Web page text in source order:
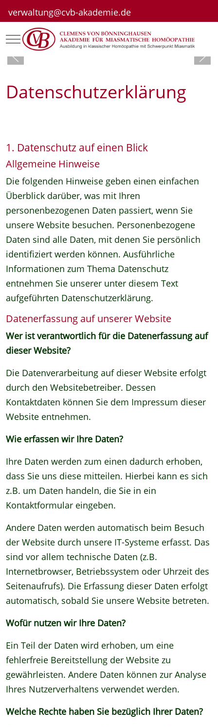
verwaltung@cvb-akademie.de
Mobile Menu Toggle
Datenschutzerklärung
1. Datenschutz auf einen Blick
Allgemeine Hinweise
Die folgenden Hinweise geben einen einfachen
Überblick darüber, was mit Ihren
personenbezogenen Daten passiert, wenn Sie
unsere Website besuchen. Personenbezogene
Daten sind alle Daten, mit denen Sie persönlich
identifiziert werden können. Ausführliche
Informationen zum Thema Datenschutz
entnehmen Sie unserer unter diesem Text
aufgeführten Datenschutzerklärung.
Datenerfassung auf unserer Website
Wer ist verantwortlich für die Datenerfassung auf
dieser Website?
Die Datenverarbeitung auf dieser Website erfolgt
durch den Websitebetreiber. Dessen
Kontaktdaten können Sie dem Impressum dieser
Website entnehmen.
Wie erfassen wir Ihre Daten?
Ihre Daten werden zum einen dadurch erhoben,
dass Sie uns diese mitteilen. Hierbei kann es sich
z.B. um Daten handeln, die Sie in ein
Kontaktformular eingeben.
Andere Daten werden automatisch beim Besuch
der Website durch unsere IT-Systeme erfasst. Das
sind vor allem technische Daten (z.B.
Internetbrowser, Betriebssystem oder Uhrzeit des
Seitenaufrufs). Die Erfassung dieser Daten erfolgt
automatisch, sobald Sie unsere Website betreten.
Wofür nutzen wir Ihre Daten?
Ein Teil der Daten wird erhoben, um eine
fehlerfreie Bereitstellung der Website zu
gewährleisten. Andere Daten können zur Analyse
Ihres Nutzerverhaltens verwendet werden.
Welche Rechte haben Sie bezüglich Ihrer Daten?